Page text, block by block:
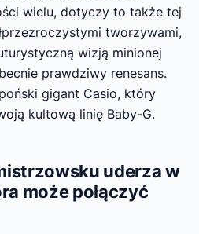
wielu, dotyczy to także tej
tworzywami,
wizją minionej
prawdziwy renesans.
gigant Casio, który
kultową linię Baby-G.
uderza w
może połączyć